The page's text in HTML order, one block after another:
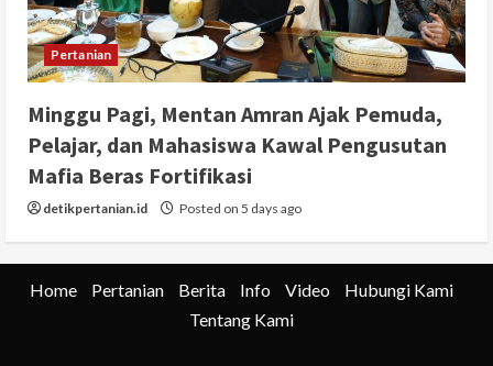
Pertanian
Minggu Pagi, Mentan Amran Ajak Pemuda,
Pelajar, dan Mahasiswa Kawal Pengusutan
Mafia Beras Fortifikasi
detikpertanian.id Posted on 5 days ago
Home Pertanian Berita Info Video
Hubungi Kami
Tentang Kami